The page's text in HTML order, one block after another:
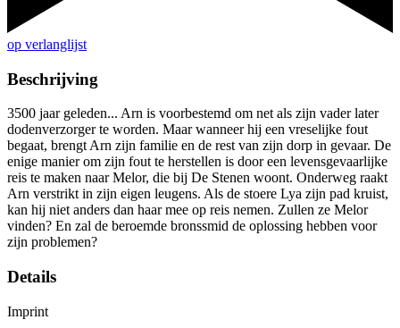
op verlanglijst
Beschrijving
3500 jaar geleden... Arn is voorbestemd om net als zijn vader later
dodenverzorger te worden. Maar wanneer hij een vreselijke fout
begaat, brengt Arn zijn familie en de rest van zijn dorp in gevaar. De
enige manier om zijn fout te herstellen is door een levensgevaarlijke
reis te maken naar Melor, die bij De Stenen woont. Onderweg raakt
Arn verstrikt in zijn eigen leugens. Als de stoere Lya zijn pad kruist,
kan hij niet anders dan haar mee op reis nemen. Zullen ze Melor
vinden? En zal de beroemde bronssmid de oplossing hebben voor
zijn problemen?
Details
Imprint